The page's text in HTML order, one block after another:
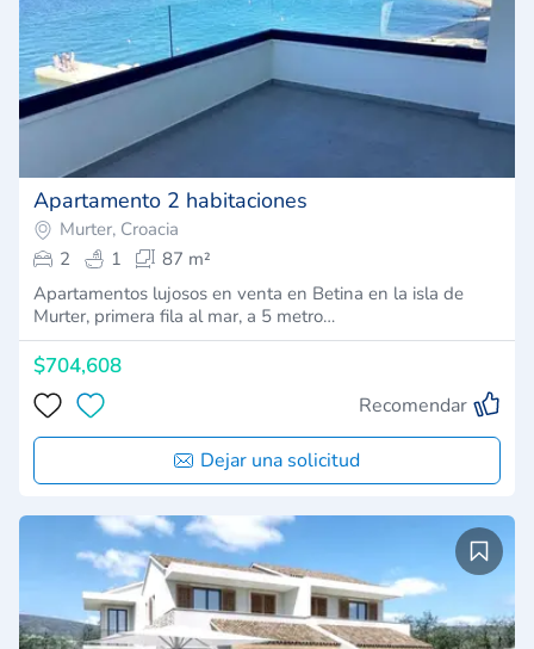
Apartamento 2 habitaciones
Murter, Croacia
2
1
87 m²
Apartamentos lujosos en venta en Betina en la isla de
Murter, primera fila al mar, a 5 metro…
$704,608
Recomendar
Dejar una solicitud